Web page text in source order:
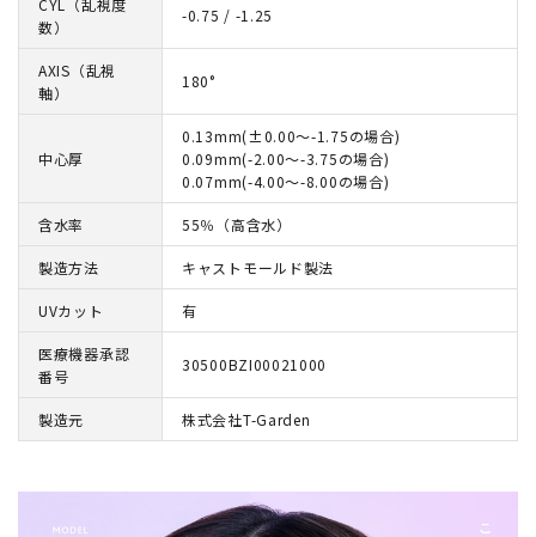
CYL（乱視度
数）
-0.75 / -1.25
AXIS（乱視
軸）
180°
中心厚
0.13mm(±0.00～-1.75の場合)
0.09mm(-2.00～-3.75の場合)
0.07mm(-4.00～-8.00の場合)
含水率 55％（高含水）
製造方法 キャストモールド製法
UVカット 有
医療機器承認
番号
30500BZI00021000
製造元 株式会社T-Garden